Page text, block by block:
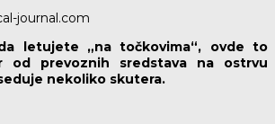
journal.com
letujete „na točkovima“, ovde to
od prevoznih sredstava na ostrvu
nekoliko skutera.